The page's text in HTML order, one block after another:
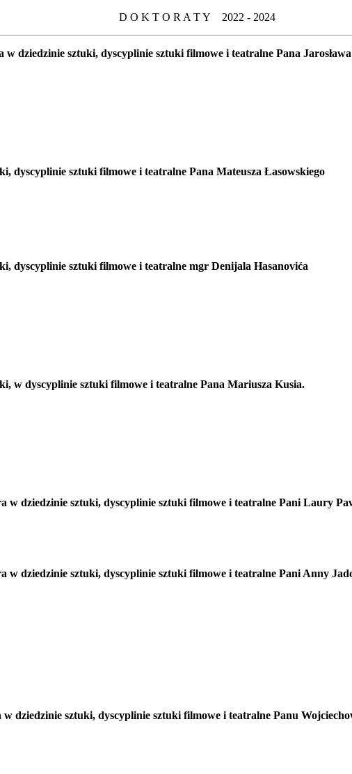
D O K T O R A T Y 2022 - 2024
dziedzinie sztuki, dyscyplinie sztuki filmowe i teatralne Pana Jarosława
dyscyplinie sztuki filmowe i teatralne Pana Mateusza Łasowskiego
dyscyplinie sztuki filmowe i teatralne mgr Denijala Hasanovića
w dyscyplinie sztuki filmowe i teatralne Pana Mariusza Kusia.
w dziedzinie sztuki, dyscyplinie sztuki filmowe i teatralne Pani Laury
w dziedzinie sztuki, dyscyplinie sztuki filmowe i teatralne Pani Anny
dziedzinie sztuki, dyscyplinie sztuki filmowe i teatralne Panu